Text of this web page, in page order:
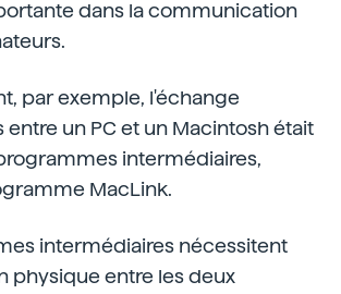
dans la communication
par exemple, l'échange
un PC et un Macintosh était
intermédiaires,
MacLink.
intermédiaires nécessitent
physique entre les deux